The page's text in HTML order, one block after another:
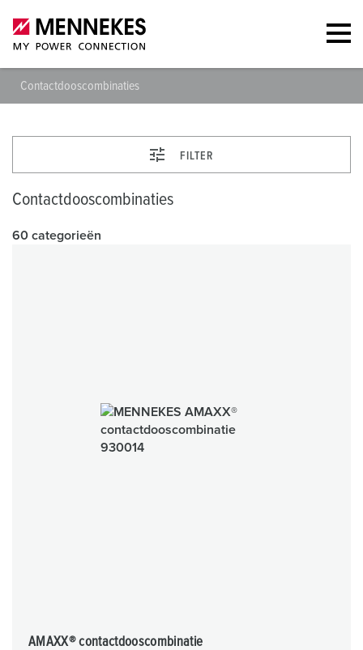
Contactdooscombinaties
FILTER
Contactdooscombinaties
60 categorieën
AMAXX® contactdooscombinatie